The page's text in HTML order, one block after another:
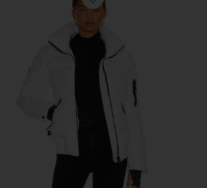
Favorite FREESTYLE ボンバー